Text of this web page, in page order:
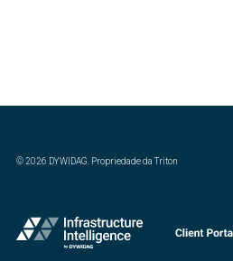
©2026 DYWIDAG. Propriedade da Triton